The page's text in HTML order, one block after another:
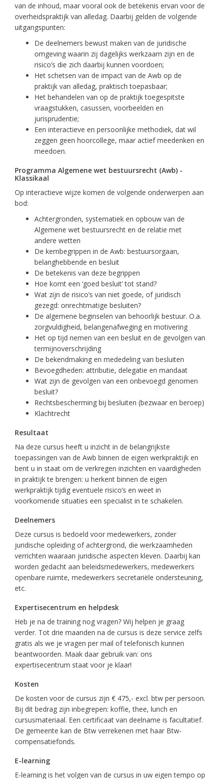
van de inhoud, maar vooral ook de betekenis ervan voor de
overheidspraktijk van alledag. Daarbij gelden de volgende
uitgangspunten:
De deelnemers bewust maken van de juridische
omgeving waarin zij dagelijks werkzaam zijn en de
risico’s die zich daarbij kunnen voordoen;
Het schetsen van de impact van de Awb op de
praktijk van alledag, praktisch toepasbaar;
Het behandelen van op de praktijk toegespitste
vraagstukken, casussen, voorbeelden en
jurisprudentie;
Een interactieve en persoonlijke methodiek, dat wil
zeggen geen hoorcollege, maar actief meedenken en
meedoen.
Programma Algemene wet bestuursrecht (Awb) -
Klassikaal
Op interactieve wijze komen de volgende onderwerpen aan
bod:
Achtergronden, systematiek en opbouw van de
Algemene wet bestuursrecht en de relatie met
andere wetten
De kernbegrippen in de Awb: bestuursorgaan,
belanghebbende en besluit
De betekenis van deze begrippen
Hoe komt een ‘goed besluit’ tot stand?
Wat zijn de risico’s van niet goede, of juridisch
gezegd: onrechtmatige besluiten?
De algemene beginselen van behoorlijk bestuur. O.a.
zorgvuldigheid, belangenafweging en motivering
Het op tijd nemen van een besluit en de gevolgen van
termijnoverschrijding
De bekendmaking en mededeling van besluiten
Bevoegdheden: attributie, delegatie en mandaat
Wat zijn de gevolgen van een onbevoegd genomen
besluit?
Rechtsbescherming bij besluiten (bezwaar en beroep)
Klachtrecht
Resultaat
Na deze cursus heeft u inzicht in de belangrijkste
toepassingen van de Awb binnen de eigen werkpraktijk en
bent u in staat om de verkregen inzichten en vaardigheden
in praktijk te brengen: u herkent binnen de eigen
werkpraktijk tijdig eventuele risico’s en weet in
voorkomende situaties een specialist in te schakelen.
Deelnemers
Deze cursus is bedoeld voor medewerkers, zonder
juridische opleiding of achtergrond, die werkzaamheden
verrichten waaraan juridische aspecten kleven. Daarbij kan
worden gedacht aan beleidsmedewerkers, medewerkers
openbare ruimte, medewerkers secretariële ondersteuning,
etc.
Expertisecentrum en helpdesk
Heb je na de training nog vragen? Wij helpen je graag
verder. Tot drie maanden na de cursus is deze service zelfs
gratis als we je vragen per mail of telefonisch kunnen
beantwoorden. Maak daar gebruik van: ons
expertisecentrum staat voor je klaar!
Kosten
De kosten voor de cursus zijn € 475,- excl. btw per persoon.
Bij dit bedrag zijn inbegrepen: koffie, thee, lunch en
cursusmateriaal. Een certificaat van deelname is facultatief.
De gemeente kan de Btw verrekenen met haar Btw-
compensatiefonds.
E-learning
E-learning is het volgen van de cursus in uw eigen tempo op